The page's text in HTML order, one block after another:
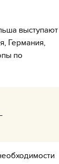
выступают
Германия,
по